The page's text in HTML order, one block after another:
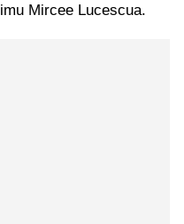
Mircee Lucescua.